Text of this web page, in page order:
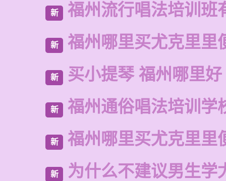
新 福州流行唱法培训班
新 福州哪里买尤克里里
新 买小提琴 福州哪里好
新 福州通俗唱法培训学
新 福州哪里买尤克里里
新 为什么不建议男生学